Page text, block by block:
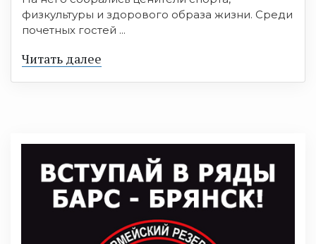
физкультуры и здорового образа жизни. Среди
почетных гостей ...
Читать далее